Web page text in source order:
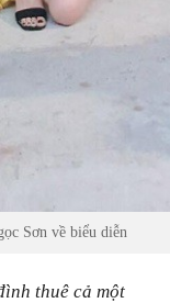
Sơn về biểu diễn
thuê cả một